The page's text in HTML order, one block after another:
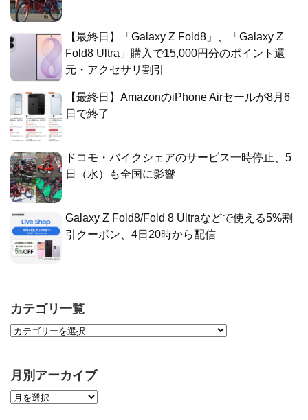
【最終日】「Galaxy Z Fold8」、「Galaxy Z
Fold8 Ultra」購入で15,000円分のポイント還
元・アクセサリ割引
【最終日】AmazonのiPhone Airセールが8月6
日で終了
ドコモ・バイクシェアのサービス一時停止、5
日（水）も全国に影響
Galaxy Z Fold8/Fold 8 Ultraなどで使える5%割
引クーポン、4日20時から配信
カテゴリ一覧
月別アーカイブ